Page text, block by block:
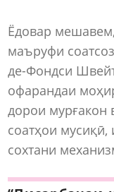
Ёдовар
маъруфи
де-Фондси
офарандаи
дорои мурғакон
соатҳои мусиқӣ,
сохтани